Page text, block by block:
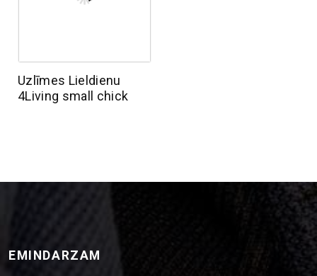
Uzlīmes Lieldienu
4Living small chick
EMINDARZAM